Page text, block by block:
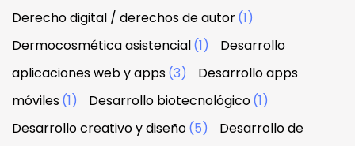
Derecho digital / derechos de autor(1)
Dermocosmética asistencial(1)
Desarrollo
aplicaciones web y apps(3)
Desarrollo apps
móviles(1) Desarrollo biotecnológico(1)
Desarrollo creativo y diseño(5)
Desarrollo de